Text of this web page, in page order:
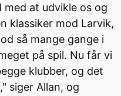
med at udvikle os og
klassiker mod Larvik,
så mange gange i
på spil. Nu får vi
klubber, og det
siger Allan, og